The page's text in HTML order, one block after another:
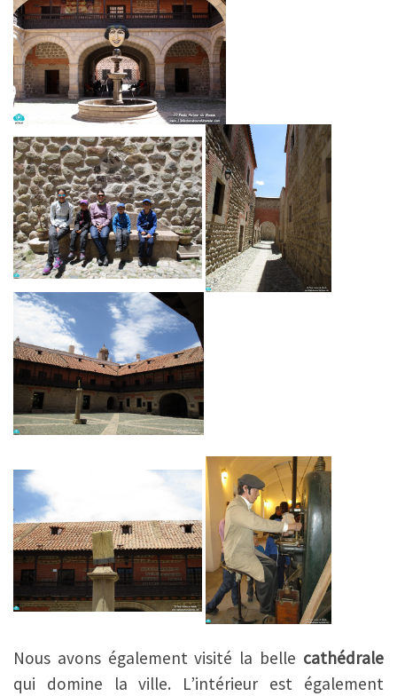
Nous avons également visité la belle cathédrale
qui domine la ville. L’intérieur est également